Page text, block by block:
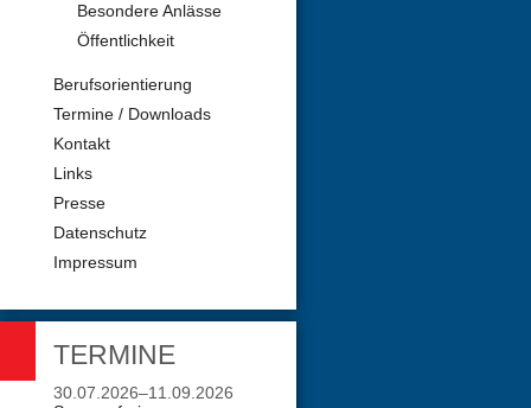
Besondere Anlässe
Öffentlichkeit
Berufsorientierung
Termine / Downloads
Kontakt
Links
Presse
Datenschutz
Impressum
TERMINE
30.07.2026–11.09.2026